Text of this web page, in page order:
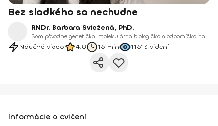
Bez sladkého sa nechudne
RNDr. Barbara Sviežená, PhD.
Som pôvodne genetička, molekulárna biologička a odborníčka na DNA a RNA. Po rokoch výskumu som sa rozhodla svoj odbor rozšíriť a pretaviť do praxe, ktorá pomáha ľuďom meniť ich životy.
Náučné video 4.8 16 min 11613 videní
Informácie o cvičení